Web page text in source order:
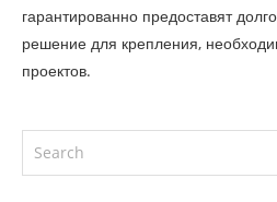
гарантированно предоставят
решение для крепления,
проектов.